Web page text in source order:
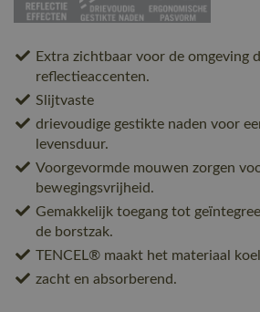
Extra zichtbaar voor de omgeving
reflectieaccenten.
Slijtvaste
drievoudige gestikte naden voor
levensduur.
Voorgevormde mouwen zorgen
bewegingsvrijheid.
Gemakkelijk toegang tot
de borstzak.
TENCEL® maakt het materiaal koel
zacht en absorberend.